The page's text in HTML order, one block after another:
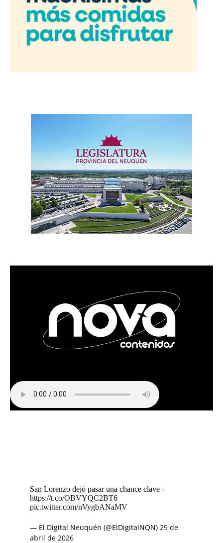
San Lorenzo dejó pasar una chance clave -
https://t.co/OBVYQC2BT6
pic.twitter.com/nVygbANaMV
— El Digital Neuquén (@ElDigitalNQN) 29 de
abril de 2026